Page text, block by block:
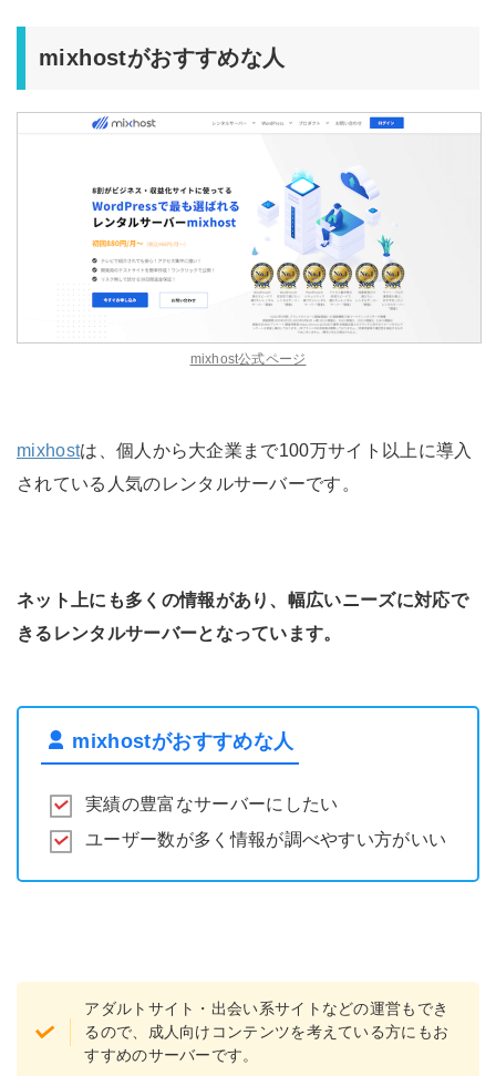
mixhostがおすすめな人
mixhost公式ページ
mixhostは、個人から大企業まで100万サイト以上に導入
されている人気のレンタルサーバーです。
ネット上にも多くの情報があり、幅広いニーズに対応で
きるレンタルサーバーとなっています。
mixhostがおすすめな人
実績の豊富なサーバーにしたい
ユーザー数が多く情報が調べやすい方がいい
アダルトサイト・出会い系サイトなどの運営もでき
るので、成人向けコンテンツを考えている方にもお
すすめのサーバーです。